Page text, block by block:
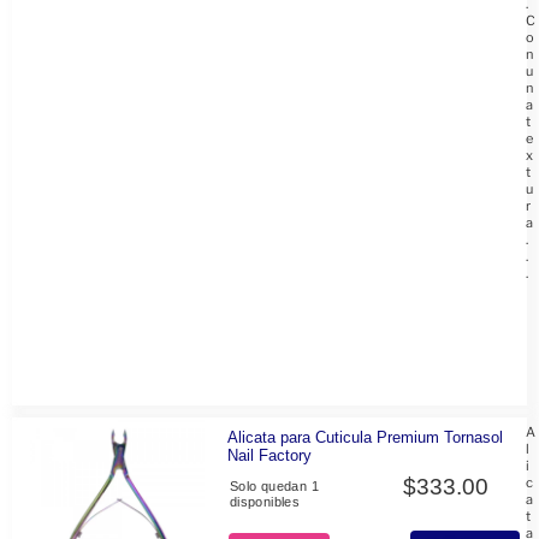
C
o
n
u
n
a
t
e
x
t
u
r
a
.
.
.
Alicata para Cuticula Premium Tornasol
Nail Factory
Solo quedan 1
disponibles
$333.00
A
l
i
c
a
t
a